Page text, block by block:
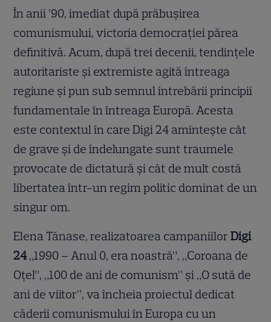
În anii ’90, imediat după prăbuşirea
comunismului, victoria democraţiei părea
definitivă. Acum, după trei decenii, tendinţele
autoritariste şi extremiste agită întreaga
regiune şi pun sub semnul întrebării principii
fundamentale în întreaga Europă. Acesta
este contextul în care Digi 24 aminteşte cât
de grave şi de îndelungate sunt traumele
provocate de dictatură şi cât de mult costă
libertatea într-un regim politic dominat de un
singur om.
Elena Tănase, realizatoarea campaniilorDigi
24„1990 – Anul 0, era noastră”, „Coroana de
Oţel”, „100 de ani de comunism” și „O sută de
ani de viitor”, va încheia proiectul dedicat
căderii comunismului în Europa cu un